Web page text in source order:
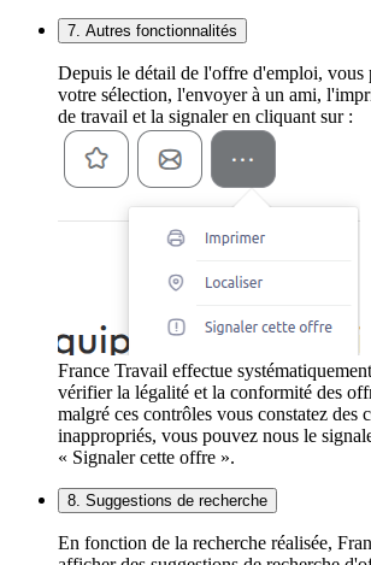
7. Autres fonctionnalités
Depuis le détail de l'offre d'emploi, vous
votre sélection, l'envoyer à un ami,
de travail et la signaler en cliquant sur :
France Travail effectue
vérifier la légalité et la conformité des
malgré ces contrôles vous constatez des
inappropriés, vous pouvez nous le
« Signaler cette offre ».
8. Suggestions de recherche
En fonction de la recherche réalisée,